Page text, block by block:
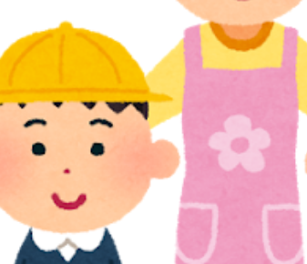
2025/11/04
保育士/30歳/6-10年/東京
2025/04/07
保育士/26歳/0-5年/東京都